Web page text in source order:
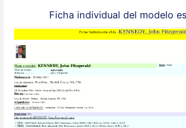
Ficha individual del modelo